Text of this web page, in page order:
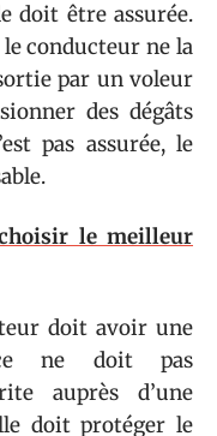
doit être assurée.
conducteur ne la
par un voleur
des dégâts
pas assurée, le
le meilleur
doit avoir une
ne doit pas
auprès d’une
doit protéger le